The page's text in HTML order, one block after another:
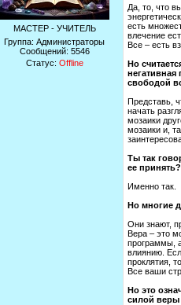
МАСТЕР - УЧИТЕЛЬ
Группа: Администраторы
Сообщений: 5546
Статус: Offline
Да, то, что
есть
влечение
Все – есть
Но
негативная
свободой
Представь,
начать
мозаики
мозаики и,
Ты так
ее принять?
Именно так.
Но многие
Они знают,
Вера – это
программы,
влиянию.
проклятия,
Все ваши
Но это
силой веры